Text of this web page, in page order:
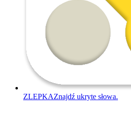
ZLEPKAZnajdź ukryte słowa.